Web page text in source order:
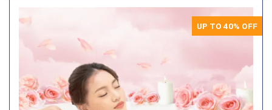
UP TO 40% OFF